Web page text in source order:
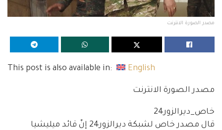
مصدر الصورة الانترنت
This post is also available in: English
مصدر الصورة الانترنت
خاص_ديرالزور24
قال مصدر خاص لشبكة ديرالزور24 إنّ قائد ميليشيا